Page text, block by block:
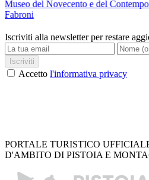
Museo del Novecento e del
Fabroni
Iscriviti alla newsletter per restare
Iscriviti
Accetto l'informativa privacy
PORTALE TURISTICO
D'AMBITO DI PISTOIA E